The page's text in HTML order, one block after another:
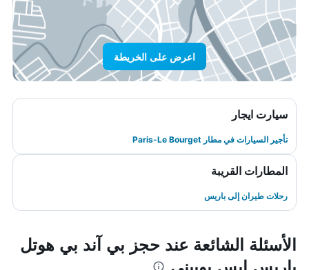
اعرض على الخريطة
سيارت ايجار
تأجير السيارات في مطار Paris-Le Bourget
المطارات القريبة
رحلات طيران إلى باريس
الأسئلة الشائعة عند حجز بي آند بي هوتل